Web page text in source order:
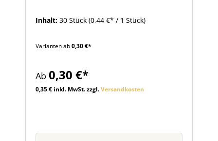
Inhalt: 30 Stück (0,44 €* / 1 Stück)
Varianten ab0,30 €*
Ab 0,30 €*
0,35 € inkl. MwSt. zzgl.Versandkosten